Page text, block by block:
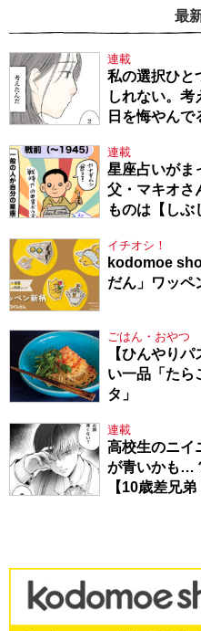
最
連載
私の選択ひと
しれない。
日を悔やん
～・54】
連載
星座占いがま
父・マキオさ
ものは【しぶ
イチオシ！
kodomoe
だん」ワッペ
ごはん・おやつ
【ひんやり
い一品「たら
タ」
連載
高校生のニイ
が青いかも…
【10歳差兄